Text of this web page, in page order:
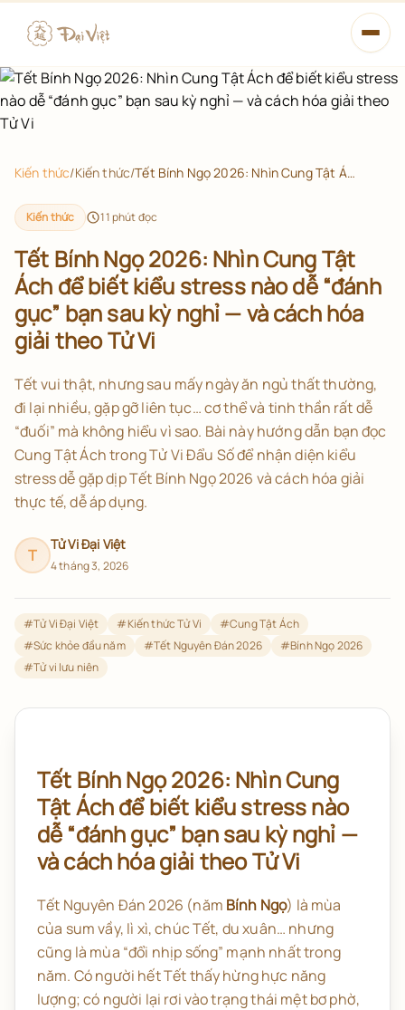
Mở
Xem tử vi
14 Chính Tinh
Lá số đã lưu
Xem tử vi miễn phí
Kiến thức/Kiến thức/ Tết Bính Ngọ 2026: Nhìn Cung Tật Ách để biết kiểu stress nào dễ “đánh gục” bạn sau kỳ nghỉ — và cách hóa giải theo Tử Vi
Kiến thức 11phút đọc
Tết Bính Ngọ 2026: Nhìn Cung Tật
Ách để biết kiểu stress nào dễ “đánh
gục” bạn sau kỳ nghỉ — và cách hóa
giải theo Tử Vi
Tết vui thật, nhưng sau mấy ngày ăn ngủ thất thường,
đi lại nhiều, gặp gỡ liên tục… cơ thể và tinh thần rất dễ
“đuối” mà không hiểu vì sao. Bài này hướng dẫn bạn đọc
Cung Tật Ách trong Tử Vi Đẩu Số để nhận diện kiểu
stress dễ gặp dịp Tết Bính Ngọ 2026 và cách hóa giải
thực tế, dễ áp dụng.
T
Tử Vi Đại Việt
4 tháng 3, 2026
#Tử Vi Đại Việt #Kiến thức Tử Vi #Cung Tật Ách
#Sức khỏe đầu năm #Tết Nguyên Đán 2026 #Bính Ngọ 2026
#Tử vi lưu niên
Tết Bính Ngọ 2026: Nhìn Cung
Tật Ách để biết kiểu stress nào
dễ “đánh gục” bạn sau kỳ nghỉ —
và cách hóa giải theo Tử Vi
Tết Nguyên Đán 2026 (năm Bính Ngọ) là mùa
của sum vầy, lì xì, chúc Tết, du xuân… nhưng
cũng là mùa “đổi nhịp sống” mạnh nhất trong
năm. Có người hết Tết thấy hừng hực năng
lượng; có người lại rơi vào trạng thái mệt bơ phờ,